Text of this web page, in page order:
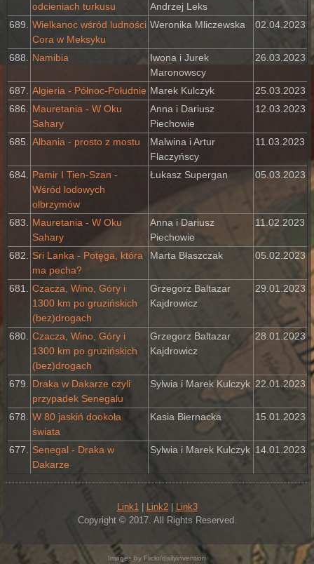
odcieniach turkusu
Andrzej Leks
689. Wielkanoc wśród ludności
Cora w Meksyku
Weronika Mliczewska 02.04.2023
688. Namibia
Iwona i Jurek
Maronowscy
26.03.2023
687. Algieria - Północ-Południe Marek Kulczyk
25.03.2023
686. Mauretania - W Oku
Sahary
Anna i Dariusz
Piechowie
12.03.2023
685. Albania - prosto z mostu
Malwina i Artur
Flaczyńscy
11.03.2023
684. Pamir I Tien-Szan -
Wśród lodowych
olbrzymów
Łukasz Supergan 05.03.2023
683. Mauretania - W Oku
Sahary
Anna i Dariusz
Piechowie
11.02.2023
682. Sri Lanka - Potęga, która
ma pecha?
Marta Błaszczak 05.02.2023
681. Czacza, Wino, Góry i
1300 km po gruzińskich
(bez)drogach
Grzegorz Baltazar
Kajdrowicz
29.01.2023
680. Czacza, Wino, Góry i
1300 km po gruzińskich
(bez)drogach
Grzegorz Baltazar
Kajdrowicz
28.01.2023
679. Draka w Dakarze czyli
przypadek Senegalu
Sylwia i Marek Kulczyk 22.01.2023
678. W 80 jaskiń dookoła
świata
Kasia Biernacka 15.01.2023
677. Senegal - Draka w
Dakarze
Sylwia i Marek Kulczyk 14.01.2023
Link1 Link2|
Link3
Copyright © 2017. All Rights Reserved.
Images by Flickr/dailyinvention